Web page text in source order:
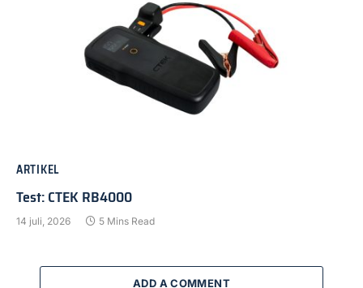
ARTIKEL
Test: CTEK RB4000
14 juli, 2026 5 Mins Read
ADD A COMMENT